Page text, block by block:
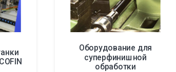
Оборудование для
суперфинишной
обработки